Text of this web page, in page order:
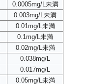
0.0005mg/L未満
0.003mg/L未満
0.01mg/L未満
0.1mg/L未満
0.02mg/L未満
0.038mg/L
0.017mg/L
0.05mg/L未満